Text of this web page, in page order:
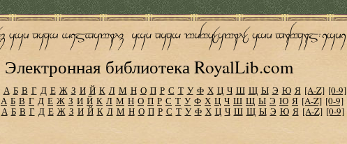
Электронная библиотека RoyalLib.com
А Б В Г Д Е Ж З И Й К Л М Н О П Р С Т У Ф Х Ц Ч Ш Щ Ы Э Ю Я [A-Z] [0-9]
А Б В Г Д Е Ж З И Й К Л М Н О П Р С Т У Ф Х Ц Ч Ш Щ Ы Э Ю Я [A-Z] [0-9]
А Б В Г Д Е Ж З И Й К Л М Н О П Р С Т У Ф Х Ц Ч Ш Щ Ы Э Ю Я [A-Z] [0-9]